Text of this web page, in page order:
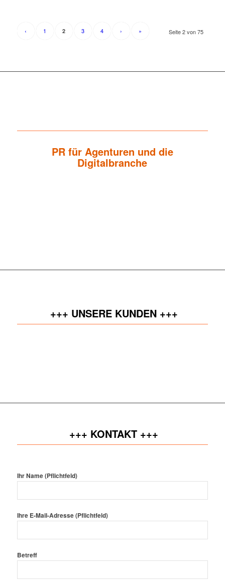
Seite 2 von 75
‹ 1 2 3 4 › »
PR für Agenturen und die
Digitalbranche
+++ UNSERE KUNDEN +++
+++ KONTAKT +++
Ihr Name (Pflichtfeld)
Ihre E-Mail-Adresse (Pflichtfeld)
Betreff